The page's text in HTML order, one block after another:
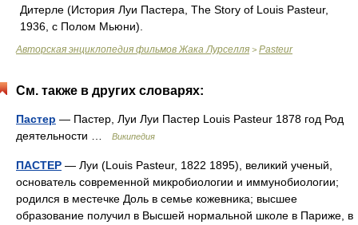
Дитерле (История Луи Пастера, The Story of Louis Pasteur,
1936, с Полом Мьюни).
Авторская энциклопедия фильмов Жака Лурселля > Pasteur
См. также в других словарях:
Пастер — Пастер, Луи Луи Пастер Louis Pasteur 1878 год Род
деятельности …
Википедия
ПАСТЕР — Луи (Louis Pasteur, 1822 1895), великий ученый,
основатель современной микробиологии и иммунобиологии;
родился в местечке Доль в семье кожевника; высшее
образование получил в Высшей нормальной школе в Париже, в